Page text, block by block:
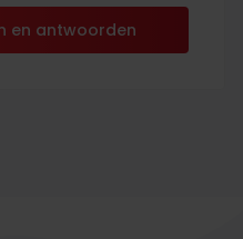
en antwoorden